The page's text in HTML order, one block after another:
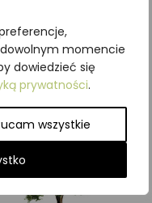
momencie
dowiedzieć się
prywatności.
wszystkie